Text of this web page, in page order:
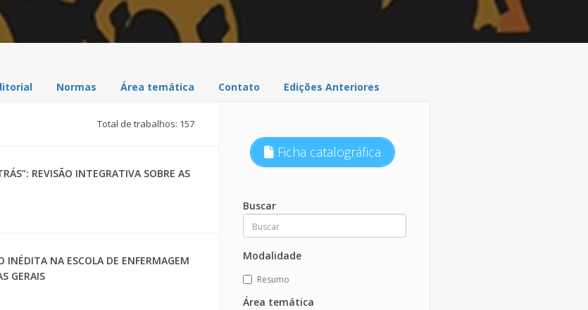
Normas Área temática Contato Edições Anteriores
Total de trabalhos: 157
REVISÃO INTEGRATIVA SOBRE AS
NA ESCOLA DE ENFERMAGEM
GERAIS
Ficha catalográfica
Buscar
Modalidade
Resumo
Área temática